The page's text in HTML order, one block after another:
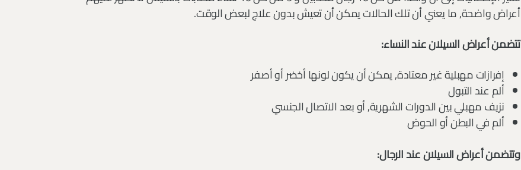
أعراض واضحة, ما يعني أن تلك الحالات يمكن أن تعيش بدون علاج لبعض الوقت.
تتضمن أعراض السيلان عند النساء:
إفرازات مهبلية غير معتادة, يمكن أن يكون لونها أخضر أو أصفر
ألم عند التبول
نزيف مهبلي بين الدورات الشهرية, أو بعد الاتصال الجنسي
ألم في البطن أو الحوض
وتتضمن أعراض السيلان عند الرجال: